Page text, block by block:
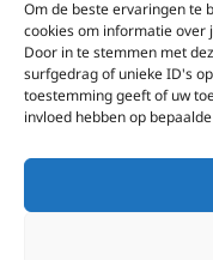
Om de beste ervaringen te
cookies om informatie over
Door in te stemmen met
surfgedrag of unieke ID's
toestemming geeft of uw
invloed hebben op
EWTN-Team
Doneren
EWTN wordt
Wij ontvangen